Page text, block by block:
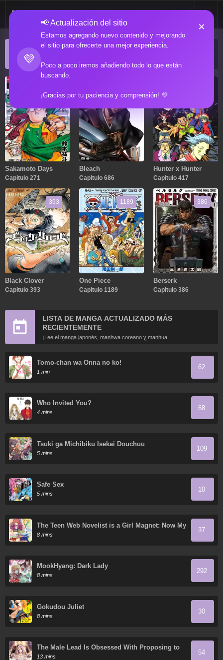
💜
📢 Actualización del sitio
Estamos agregando nuevo contenido y mejorando
el sitio para ofrecerte una mejor experiencia.
Poco a poco iremos añadiendo todo lo que están
buscando.
¡Gracias por tu paciencia y comprensión! 💜
×
ACTUALIZACIONES POPULARES
Sakamoto Days
Capitulo 271
Bleach
Capitulo 686
Hunter x Hunter
Capitulo 417
393
Black Clover
Capitulo 393
1189
One Piece
Capitulo 1189
386
Berserk
Capitulo 386
LISTA DE MANGA ACTUALIZADO MÁS
RECIENTEMENTE
¡Lee el manga japonés, manhwa coreano y manhua
chino más recientemente actualizados en línea gratis!
Tomo-chan wa Onna no ko!
1 min
62
Who Invited You?
4 mins
68
Tsuki ga Michibiku Isekai Douchuu
5 mins
109
Safe Sex
5 mins
10
The Teen Web Novelist is a Girl Magnet: Now My
Crush Feels Bad for Rejecting Me!
8 mins
37
MookHyang: Dark Lady
8 mins
292
Gokudou Juliet
8 mins
30
The Male Lead Is Obsessed With Proposing to
Me
13 mins
54